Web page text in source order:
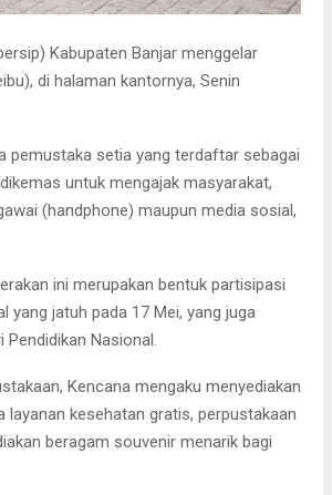
Kabupaten Banjar menggelar
di halaman kantornya, Senin
pemustaka setia yang terdaftar sebagai
untuk mengajak masyarakat,
(handphone) maupun media sosial,
ini merupakan bentuk partisipasi
jatuh pada 17 Mei, yang juga
Nasional.
Kencana mengaku menyediakan
kesehatan gratis, perpustakaan
beragam souvenir menarik bagi